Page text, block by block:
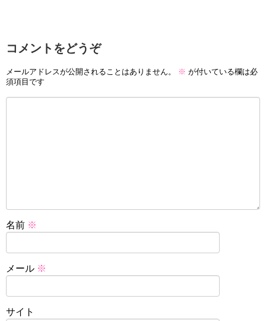
コメントをどうぞ
メールアドレスが公開されることはありません。 ※ が付いている欄は必
須項目です
名前 ※
メール ※
サイト